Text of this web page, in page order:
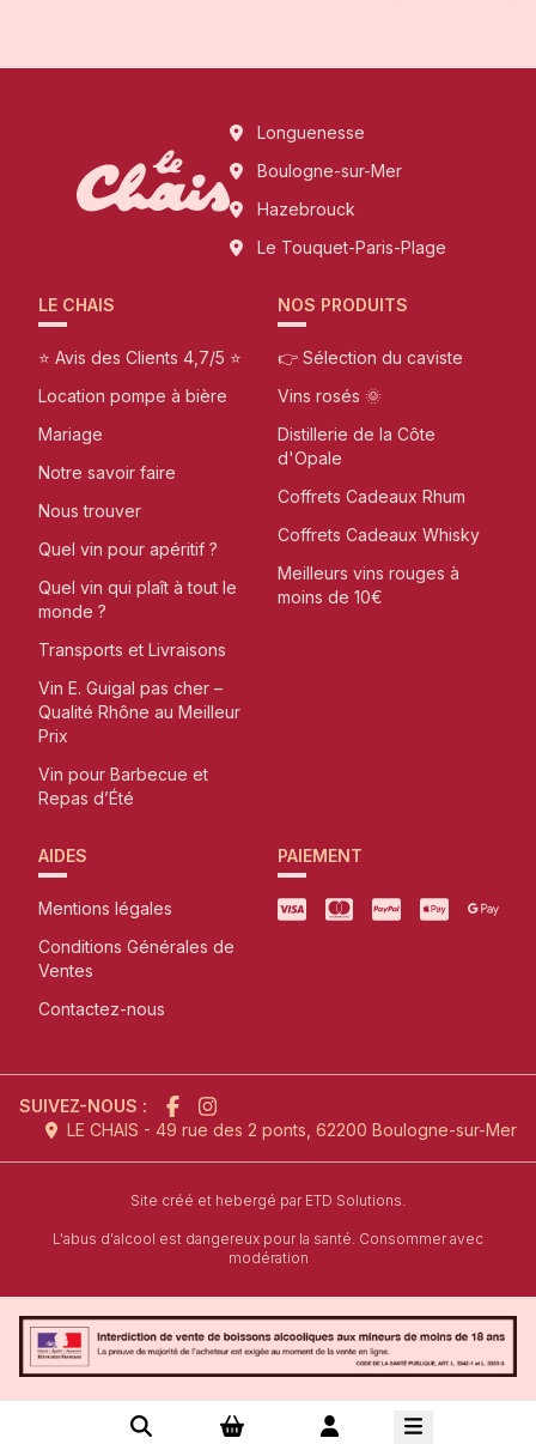
Longuenesse
Boulogne-sur-Mer
Hazebrouck
Le Touquet-Paris-Plage
LE CHAIS
⭐ Avis des Clients 4,7/5 ⭐
Location pompe à bière
Mariage
Notre savoir faire
Nous trouver
Quel vin pour apéritif ?
Quel vin qui plaît à tout le
monde ?
Transports et Livraisons
Vin E. Guigal pas cher –
Qualité Rhône au Meilleur
Prix
Vin pour Barbecue et
Repas d’Été
NOS PRODUITS
👉 Sélection du caviste
Vins rosés 🌞
Distillerie de la Côte
d'Opale
Coffrets Cadeaux Rhum
Coffrets Cadeaux Whisky
Meilleurs vins rouges à
moins de 10€
AIDES
Mentions légales
Conditions Générales de
Ventes
Contactez-nous
PAIEMENT
SUIVEZ-NOUS :
LE CHAIS - 49 rue des 2 ponts, 62200 Boulogne-sur-Mer
Site créé et hebergé parl'agence de création de site
ETD Solutions.
L'abus d'alcool est dangereux pour la santé. Consommer avec
modération